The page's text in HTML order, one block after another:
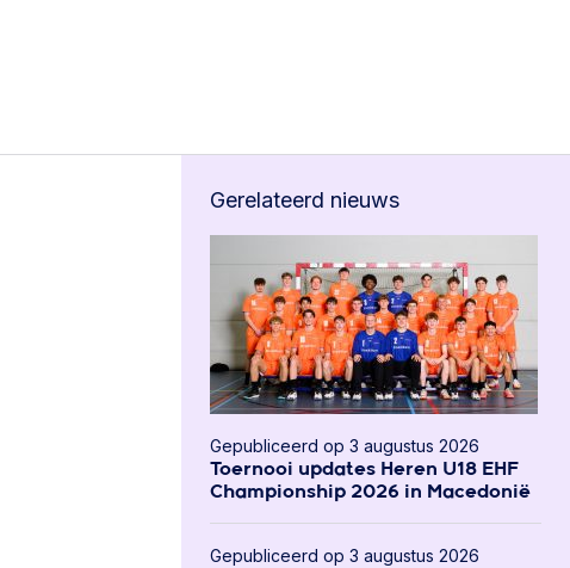
Gerelateerd nieuws
Gepubliceerd op 3 augustus 2026
Toernooi updates Heren U18 EHF
Championship 2026 in Macedonië
Gepubliceerd op 3 augustus 2026